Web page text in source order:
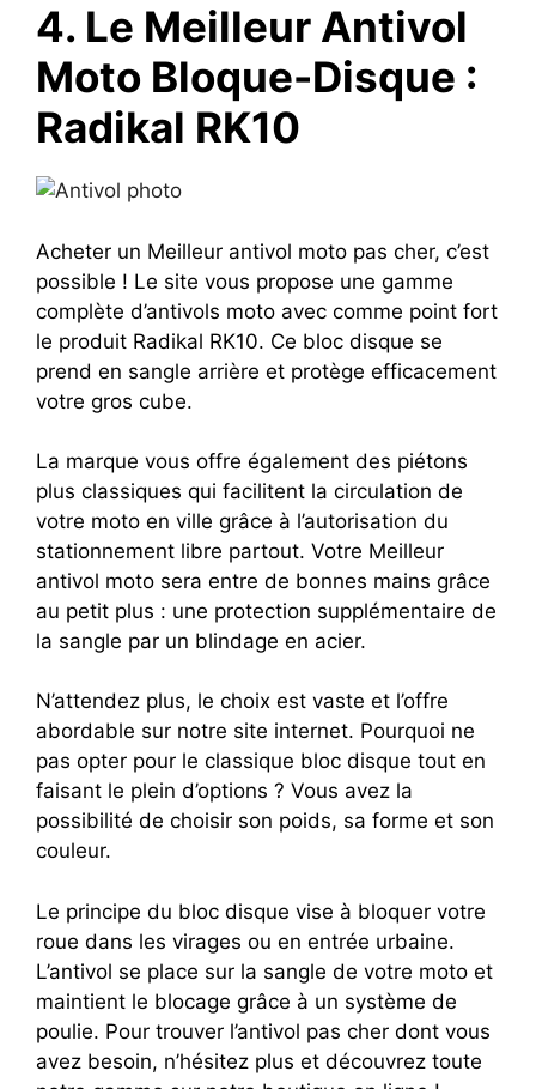
4. Le Meilleur Antivol
Moto Bloque-Disque :
Radikal RK10
Acheter un Meilleur antivol moto pas cher, c’est
possible ! Le site vous propose une gamme
complète d’antivols moto avec comme point fort
le produit Radikal RK10. Ce bloc disque se
prend en sangle arrière et protège efficacement
votre gros cube.
La marque vous offre également des piétons
plus classiques qui facilitent la circulation de
votre moto en ville grâce à l’autorisation du
stationnement libre partout. Votre Meilleur
antivol moto sera entre de bonnes mains grâce
au petit plus : une protection supplémentaire de
la sangle par un blindage en acier.
N’attendez plus, le choix est vaste et l’offre
abordable sur notre site internet. Pourquoi ne
pas opter pour le classique bloc disque tout en
faisant le plein d’options ? Vous avez la
possibilité de choisir son poids, sa forme et son
couleur.
Le principe du bloc disque vise à bloquer votre
roue dans les virages ou en entrée urbaine.
L’antivol se place sur la sangle de votre moto et
maintient le blocage grâce à un système de
poulie. Pour trouver l’antivol pas cher dont vous
avez besoin, n’hésitez plus et découvrez toute